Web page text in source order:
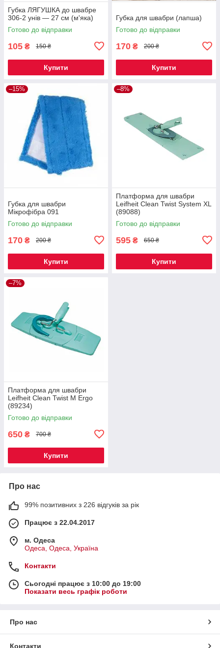
Губка ЛЯГУШКА до швабре
306-2 унів — 27 см (м'яка)
Готово до відправки
105 ₴ 150 ₴
Купити
Губка для швабри (лапша)
Готово до відправки
170 ₴ 200 ₴
Купити
–15%
Губка для швабри
Мікрофібра 091
Готово до відправки
170 ₴ 200 ₴
Купити
–8%
Платформа для швабри
Leifheit Clean Twist System XL
(89088)
Готово до відправки
595 ₴ 650 ₴
Купити
–7%
Платформа для швабри
Leifheit Clean Twist M Ergo
(89234)
Готово до відправки
650 ₴ 700 ₴
Купити
Про нас
99% позитивних з 226 відгуків за рік
Працює з 22.04.2017
м. Одеса
Одеса, Одеса, Україна
Контакти
Сьогодні працює з 10:00 до 19:00
Показати весь графік роботи
Про нас
Контакти